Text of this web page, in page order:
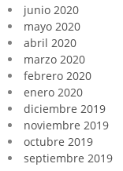
junio 2020
mayo 2020
abril 2020
marzo 2020
febrero 2020
enero 2020
diciembre 2019
noviembre 2019
octubre 2019
septiembre 2019